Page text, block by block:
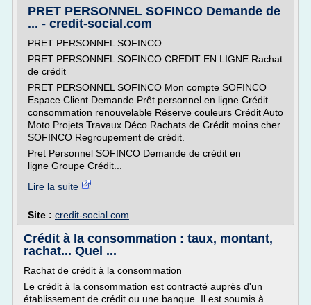
PRET PERSONNEL SOFINCO Demande de
... - credit-social.com
PRET PERSONNEL SOFINCO
PRET PERSONNEL SOFINCO CREDIT EN LIGNE Rachat
de crédit
PRET PERSONNEL SOFINCO Mon compte SOFINCO
Espace Client Demande Prêt personnel en ligne Crédit
consommation renouvelable Réserve couleurs Crédit Auto
Moto Projets Travaux Déco Rachats de Crédit moins cher
SOFINCO Regroupement de crédit.
Pret Personnel SOFINCO Demande de crédit en
ligne Groupe Crédit...
Lire la suite
Site : credit-social.com
Crédit à la consommation : taux, montant,
rachat... Quel ...
Rachat de crédit à la consommation
Le crédit à la consommation est contracté auprès d'un
établissement de crédit ou une banque. Il est soumis à